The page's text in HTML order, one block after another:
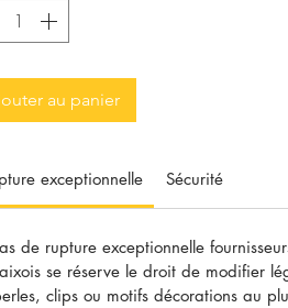
au panier
exceptionnelle Sécurité
de rupture exceptionnelle
se réserve le droit de modifier
clips ou motifs décorations au